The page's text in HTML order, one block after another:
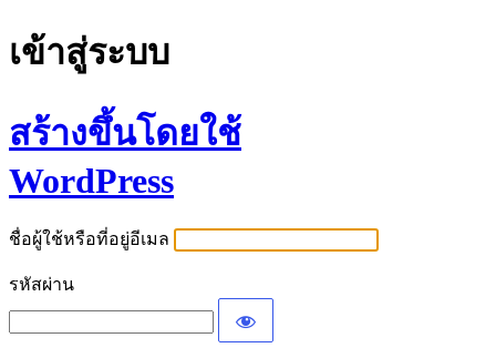
เข้าสู่ระบบ
สร้างขึ้นโดยใช้
WordPress
ชื่อผู้ใช้หรือที่อยู่อีเมล
รหัสผ่าน